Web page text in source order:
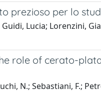
prezioso per lo
Lucia; Lorenzini,
role of cerato-
N.; Sebastiani, F.;